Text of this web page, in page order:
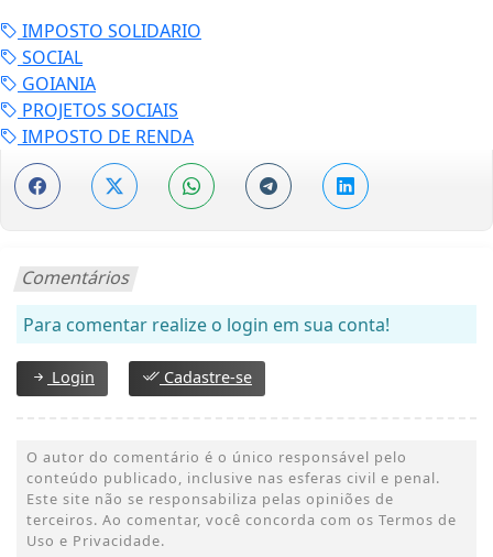
IMPOSTO SOLIDARIO
SOCIAL
GOIANIA
PROJETOS SOCIAIS
IMPOSTO DE RENDA
Comentários
Para comentar realize o login em sua conta!
Login Cadastre-se
O autor do comentário é o único responsável pelo
conteúdo publicado, inclusive nas esferas civil e penal.
Este site não se responsabiliza pelas opiniões de
terceiros. Ao comentar, você concorda com os Termos de
Uso e Privacidade.